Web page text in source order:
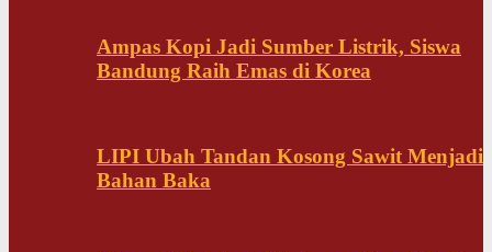
Ampas Kopi Jadi Sumber Listrik, Siswa
Bandung Raih Emas di Korea
LIPI Ubah Tandan Kosong Sawit Menjadi
Bahan Baka